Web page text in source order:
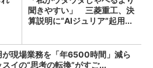
聞きやすい」 三菱重工、決
算説明に“AIジュリア”起用...
が現場業務を「年6500時間」減ら
イの“思考の転換”がすご...